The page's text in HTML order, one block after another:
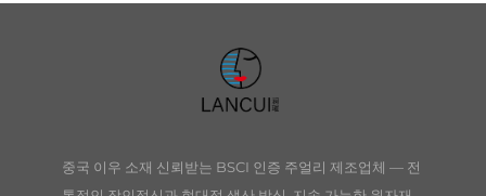
중국 이우 소재 신뢰받는 BSCI 인증 주얼리 제조업체 — 전